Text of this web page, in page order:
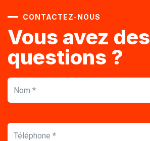
CONTACTEZ-NOUS
Vous avez des
questions ?